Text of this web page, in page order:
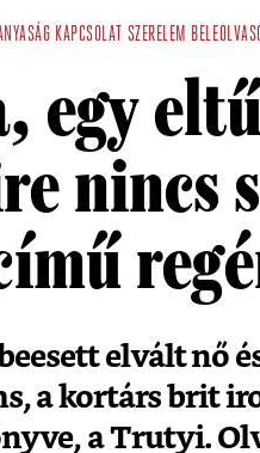
KAPCSOLAT SZERELEM
egy
nincs
elvált nő
a kortárs brit
a Trutyi.